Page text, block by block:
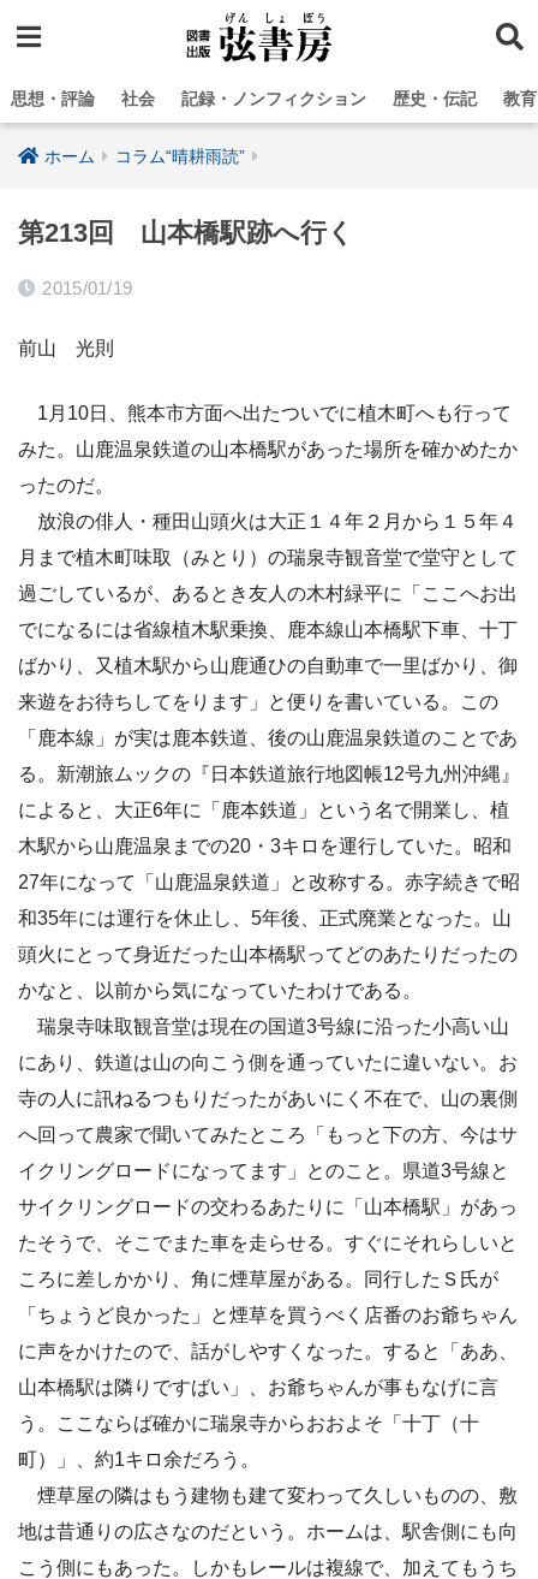
思想・評論 社会 記録・ノンフィクション 歴史・伝記 教
ホーム コラム“晴耕雨読”
第213回 山本橋駅跡へ行く
2015/01/19
前山 光則
1月10日、熊本市方面へ出たついでに植木町へも行って
みた。山鹿温泉鉄道の山本橋駅があった場所を確かめたか
ったのだ。
放浪の俳人・種田山頭火は大正１４年２月から１５年４
月まで植木町味取（みとり）の瑞泉寺観音堂で堂守として
過ごしているが、あるとき友人の木村緑平に「ここへお出
でになるには省線植木駅乗換、鹿本線山本橋駅下車、十丁
ばかり、又植木駅から山鹿通ひの自動車で一里ばかり、御
来遊をお待ちしてをります」と便りを書いている。この
「鹿本線」が実は鹿本鉄道、後の山鹿温泉鉄道のことであ
る。新潮旅ムックの『日本鉄道旅行地図帳12号九州沖縄』
によると、大正6年に「鹿本鉄道」という名で開業し、植
木駅から山鹿温泉までの20・3キロを運行していた。昭和
27年になって「山鹿温泉鉄道」と改称する。赤字続きで昭
和35年には運行を休止し、5年後、正式廃業となった。山
頭火にとって身近だった山本橋駅ってどのあたりだったの
かなと、以前から気になっていたわけである。
瑞泉寺味取観音堂は現在の国道3号線に沿った小高い山
にあり、鉄道は山の向こう側を通っていたに違いない。お
寺の人に訊ねるつもりだったがあいにく不在で、山の裏側
へ回って農家で聞いてみたところ「もっと下の方、今はサ
イクリングロードになってます」とのこと。県道3号線と
サイクリングロードの交わるあたりに「山本橋駅」があっ
たそうで、そこでまた車を走らせる。すぐにそれらしいと
ころに差しかかり、角に煙草屋がある。同行したＳ氏が
「ちょうど良かった」と煙草を買うべく店番のお爺ちゃん
に声をかけたので、話がしやすくなった。すると「ああ、
山本橋駅は隣りですばい」、お爺ちゃんが事もなげに言
う。ここならば確かに瑞泉寺からおおよそ「十丁（十
町）」、約1キロ余だろう。
煙草屋の隣はもう建物も建て変わって久しいものの、敷
地は昔通りの広さなのだという。ホームは、駅舎側にも向
こう側にもあった。しかもレールは複線で、加えてもうち